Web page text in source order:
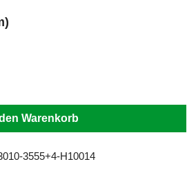
den gewünschten Wert
den Warenkorb
3555+4-H10014